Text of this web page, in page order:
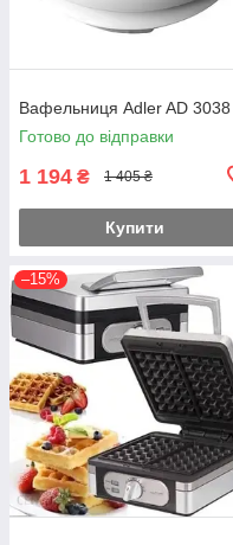
Вафельниця Adler AD 3038
Готово до відправки
1 194 ₴ 1 405 ₴
Купити
–15%